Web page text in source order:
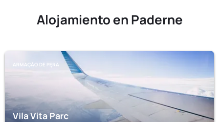
Alojamiento en Paderne
ARMAÇĂO DE PĘRA
Vila Vita Parc